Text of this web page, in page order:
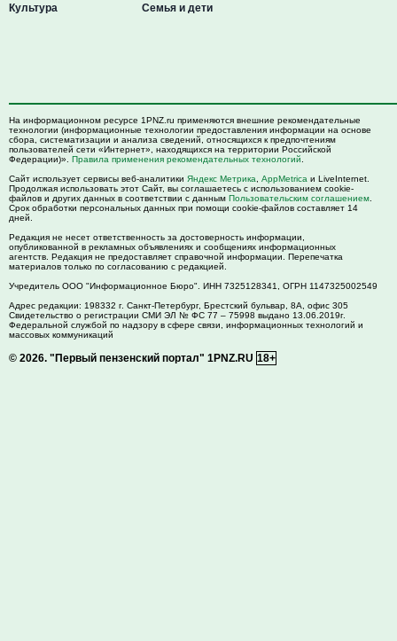
Культура
Семья и дети
На информационном ресурсе 1PNZ.ru применяются внешние рекомендательные
технологии (информационные технологии предоставления информации на основе
сбора, систематизации и анализа сведений, относящихся к предпочтениям
пользователей сети «Интернет», находящихся на территории Российской
Федерации)». Правила применения рекомендательных технологий
Сайт использует сервисы веб-аналитики Яндекс Метрика AppMetrica и LiveInternet.
Продолжая использовать этот Сайт, вы соглашаетесь с использованием cookie-
файлов и других данных в соответствии с данным Пользовательским соглашением
Срок обработки персональных данных при помощи cookie-файлов составляет 14
дней.
Редакция не несет ответственность за достоверность информации,
опубликованной в рекламных объявлениях и сообщениях информационных
агентств. Редакция не предоставляет справочной информации. Перепечатка
материалов только по согласованию с редакцией.
Учредитель ООО "Информационное Бюро". ИНН 7325128341, ОГРН 1147325002549
Адрес редакции: 198332 г. Санкт-Петербург, Брестский бульвар, 8А, офис 305
Свидетельство о регистрации СМИ ЭЛ № ФС 77 – 75998 выдано 13.06.2019г.
Федеральной службой по надзору в сфере связи, информационных технологий и
массовых коммуникаций
© 2026. "Первый пензенский портал" 1PNZ.RU 18+